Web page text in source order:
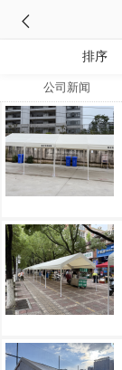
排序
公司新闻